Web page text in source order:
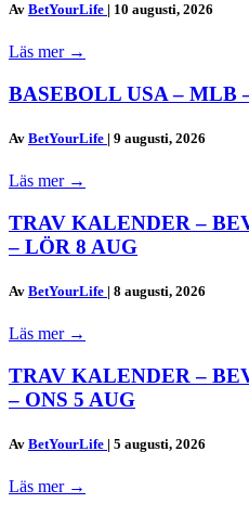
Av BetYourLife | 10 augusti, 2026
Läs mer →
BASEBOLL USA – MLB
Av BetYourLife | 9 augusti, 2026
Läs mer →
TRAV KALENDER –
– LÖR 8 AUG
Av BetYourLife | 8 augusti, 2026
Läs mer →
TRAV KALENDER –
– ONS 5 AUG
Av BetYourLife | 5 augusti, 2026
Läs mer →